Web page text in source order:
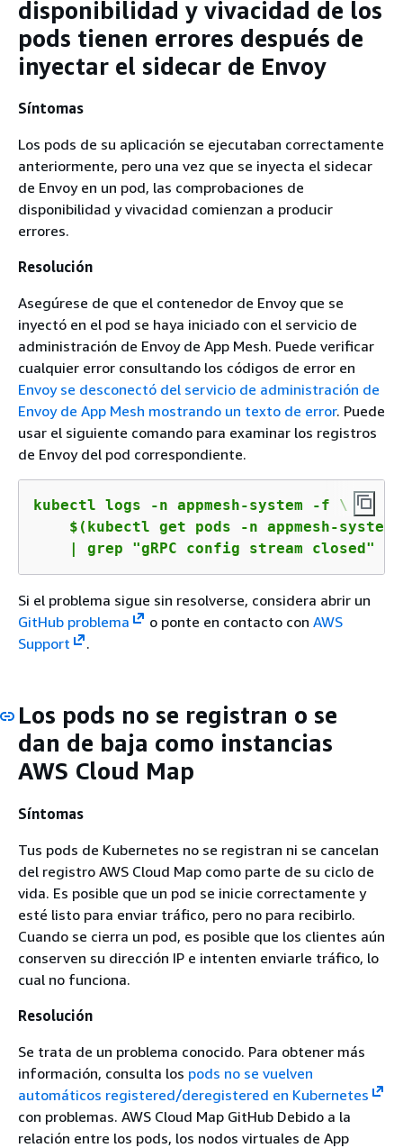
disponibilidad y vivacidad de los
pods tienen errores después de
inyectar el sidecar de Envoy
Síntomas
Los pods de su aplicación se ejecutaban correctamente
anteriormente, pero una vez que se inyecta el sidecar
de Envoy en un pod, las comprobaciones de
disponibilidad y vivacidad comienzan a producir
errores.
Resolución
Asegúrese de que el contenedor de Envoy que se
inyectó en el pod se haya iniciado con el servicio de
administración de Envoy de App Mesh. Puede verificar
cualquier error consultando los códigos de error en
Envoy se desconectó del servicio de administración de
Envoy de App Mesh mostrando un texto de error. Puede
usar el siguiente comando para examinar los registros
de Envoy del pod correspondiente.
kubectl logs -n appmesh-system -f \
$(kubectl get pods -n appmesh-system
    | grep "gRPC config stream closed"
Si el problema sigue sin resolverse, considera abrir un
GitHub problema
o ponte en contacto con AWS
Support
.
Los pods no se registran o se
dan de baja como instancias
AWS Cloud Map
Síntomas
Tus pods de Kubernetes no se registran ni se cancelan
del registro AWS Cloud Map como parte de su ciclo de
vida. Es posible que un pod se inicie correctamente y
esté listo para enviar tráfico, pero no para recibirlo.
Cuando se cierra un pod, es posible que los clientes aún
conserven su dirección IP e intenten enviarle tráfico, lo
cual no funciona.
Resolución
Se trata de un problema conocido. Para obtener más
información, consulta los pods no se vuelven
automáticos registered/deregistered en Kubernetes
con problemas. AWS Cloud Map GitHub Debido a la
relación entre los pods, los nodos virtuales de App